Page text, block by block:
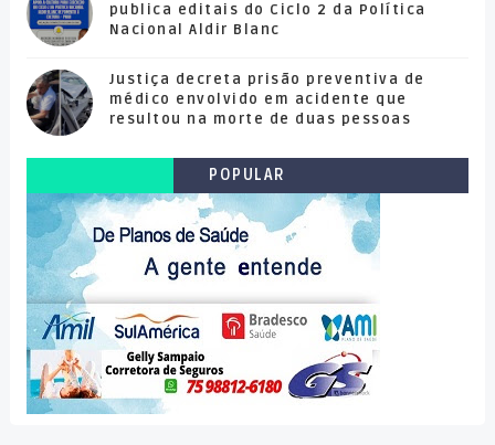
publica editais do Ciclo 2 da Política
Nacional Aldir Blanc
Justiça decreta prisão preventiva de
médico envolvido em acidente que
resultou na morte de duas pessoas
POPULAR